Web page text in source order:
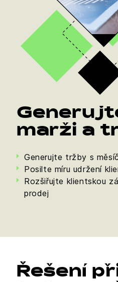
marži a
Generujte tržby s
Posilte míru udržení
Rozšiřujte klientskou
prodej
Řešení